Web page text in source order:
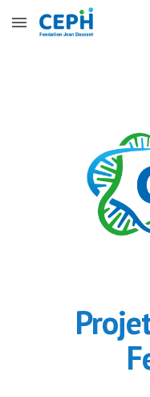
Skip to main content